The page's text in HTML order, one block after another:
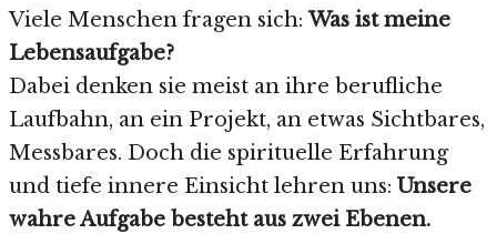
Viele Menschen fragen sich:Was ist meine
Lebensaufgabe?
Dabei denken sie meist an ihre berufliche
Laufbahn, an ein Projekt, an etwas Sichtbares,
Messbares. Doch die spirituelle Erfahrung
und tiefe innere Einsicht lehren uns: Unsere
wahre Aufgabe besteht aus zwei Ebenen.